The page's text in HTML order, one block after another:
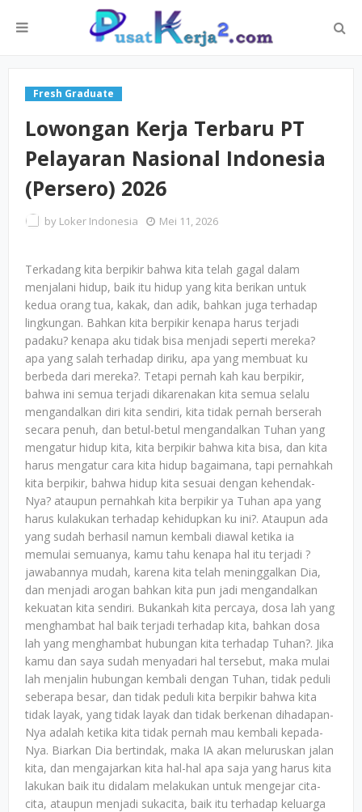
Fresh Graduate
Lowongan Kerja Terbaru PT
Pelayaran Nasional Indonesia
(Persero) 2026
by Loker Indonesia Mei 11, 2026
Terkadang kita berpikir bahwa kita telah gagal dalam
menjalani hidup, baik itu hidup yang kita berikan untuk
kedua orang tua, kakak, dan adik, bahkan juga terhadap
lingkungan. Bahkan kita berpikir kenapa harus terjadi
padaku? kenapa aku tidak bisa menjadi seperti mereka?
apa yang salah terhadap diriku, apa yang membuat ku
berbeda dari mereka?. Tetapi pernah kah kau berpikir,
bahwa ini semua terjadi dikarenakan kita semua selalu
mengandalkan diri kita sendiri, kita tidak pernah berserah
secara penuh, dan betul-betul mengandalkan Tuhan yang
mengatur hidup kita, kita berpikir bahwa kita bisa, dan kita
harus mengatur cara kita hidup bagaimana, tapi pernahkah
kita berpikir, bahwa hidup kita sesuai dengan kehendak-
Nya? ataupun pernahkah kita berpikir ya Tuhan apa yang
harus kulakukan terhadap kehidupkan ku ini?. Ataupun ada
yang sudah berhasil namun kembali diawal ketika ia
memulai semuanya, kamu tahu kenapa hal itu terjadi ?
jawabannya mudah, karena kita telah meninggalkan Dia,
dan menjadi arogan bahkan kita pun jadi mengandalkan
kekuatan kita sendiri. Bukankah kita percaya, dosa lah yang
menghambat hal baik terjadi terhadap kita, bahkan dosa
lah yang menghambat hubungan kita terhadap Tuhan?. Jika
kamu dan saya sudah menyadari hal tersebut, maka mulai
lah menjalin hubungan kembali dengan Tuhan, tidak peduli
seberapa besar, dan tidak peduli kita berpikir bahwa kita
tidak layak, yang tidak layak dan tidak berkenan dihadapan-
Nya adalah ketika kita tidak pernah mau kembali kepada-
Nya. Biarkan Dia bertindak, maka IA akan meluruskan jalan
kita, dan mengajarkan kita hal-hal apa saja yang harus kita
lakukan baik itu didalam melakukan untuk mengejar cita-
cita, ataupun menjadi sukacita, baik itu terhadap keluarga